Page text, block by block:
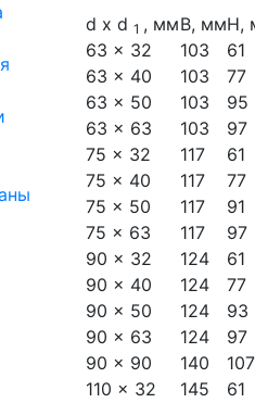
d x d 1 , ммB, ммH,
63 x 32
103 61
63 x 40
103 77
63 x 50
103 95
63 x 63
103 97
75 x 32
117 61
75 x 40
117 77
75 x 50
117 91
75 x 63
117 97
90 x 32
124 61
90 x 40
124 77
90 x 50
124 93
90 x 63
124 97
90 x 90
140 107
110 x 32
145 61